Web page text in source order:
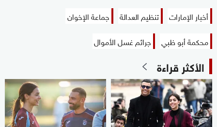
أخبار الإمارات تنظيم العدالة
جماعة الإخوان
محكمة أبو ظبي
جرائم غسل الأموال
الأكثر قراءة